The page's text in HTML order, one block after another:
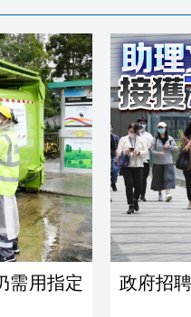
需用指定
政府招